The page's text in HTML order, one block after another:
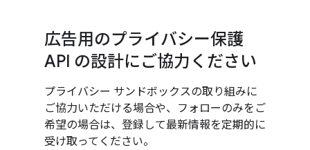
広告用のプライバシー保護
API の設計にご協力ください
プライバシー サンドボックスの取り組みに
ご協力いただける場合や、フォローのみをご
希望の場合は、登録して最新情報を定期的に
受け取ってください。